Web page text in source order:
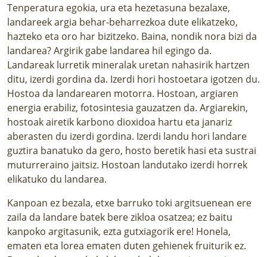
Tenperatura egokia, ura eta hezetasuna bezalaxe,
landareek argia behar-beharrezkoa dute elikatzeko,
hazteko eta oro har bizitzeko. Baina, nondik nora bizi da
landarea? Argirik gabe landarea hil egingo da.
Landareak lurretik mineralak uretan nahasirik hartzen
ditu, izerdi gordina da. Izerdi hori hostoetara igotzen du.
Hostoa da landarearen motorra. Hostoan, argiaren
energia erabiliz, fotosintesia gauzatzen da. Argiarekin,
hostoak airetik karbono dioxidoa hartu eta janariz
aberasten du izerdi gordina. Izerdi landu hori landare
guztira banatuko da gero, hosto beretik hasi eta sustrai
muturreraino jaitsiz. Hostoan landutako izerdi horrek
elikatuko du landarea.
Kanpoan ez bezala, etxe barruko toki argitsuenean ere
zaila da landare batek bere zikloa osatzea; ez baitu
kanpoko argitasunik, ezta gutxiagorik ere! Honela,
ematen eta lorea ematen duten gehienek fruiturik ez.